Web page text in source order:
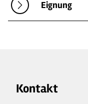
Eignung
Kontakt